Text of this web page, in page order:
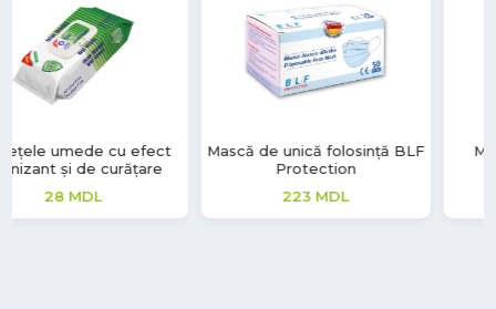
Mască de unică folosință BLF
Protection
223
Mănuși vinil Soft Touch
220